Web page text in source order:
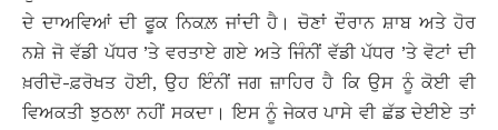
ਦੇ ਦਾਅਵਿਆਂ ਦੀ ਫੂਕ ਨਿਕਲ਼ ਜਾਂਦੀ ਹੈ। ਚੋਣਾਂ ਦੌਰਾਨ ਸ਼ਾਬ ਅਤੇ ਹੋਰ
ਨਸ਼ੇ ਜੋ ਵੱਡੀ ਪੱਧਰ ’ਤੇ ਵਰਤਾਏ ਗਏ ਅਤੇ ਜਿੰਨੀਂ ਵੱਡੀ ਪੱਧਰ ’ਤੇ ਵੋਟਾਂ ਦੀ
ਖ਼ਰੀਦੋ-ਫ਼ਰੋਖਤ ਹੋਈ, ਉਹ ਇੰਨੀਂ ਜਗ ਜ਼ਾਹਿਰ ਹੈ ਕਿ ਉਸ ਨੂੰ ਕੋਈ ਵੀ
ਵਿਅਕਤੀ ਝੁਠਲਾ ਨਹੀਂ ਸਕਦਾ। ਇਸ ਨੂੰ ਜੇਕਰ ਪਾਸੇ ਵੀ ਛੱਡ ਦੇਈਏ ਤਾਂ